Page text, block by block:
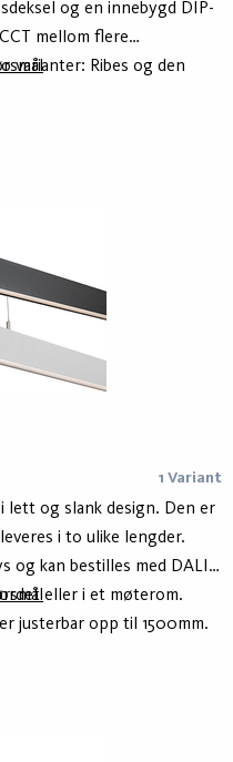
og en innebygd DIP-
mellom flere
varianter: Ribes og den
1 Variant
lett og slank design. Den er
i to ulike lengder.
og kan bestilles med DALI
eller i et møterom.
justerbar opp til 1500mm.